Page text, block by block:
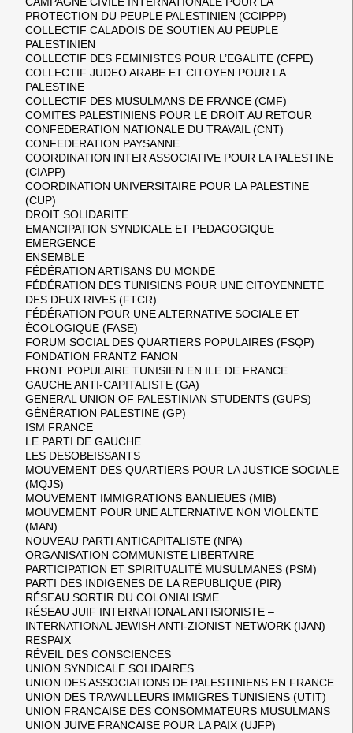
PROTECTION DU PEUPLE PALESTINIEN (CCIPPP)
COLLECTIF CALADOIS DE SOUTIEN AU PEUPLE
PALESTINIEN
COLLECTIF DES FEMINISTES POUR L’EGALITE (CFPE)
COLLECTIF JUDEO ARABE ET CITOYEN POUR LA
PALESTINE
COLLECTIF DES MUSULMANS DE FRANCE (CMF)
COMITES PALESTINIENS POUR LE DROIT AU RETOUR
CONFEDERATION NATIONALE DU TRAVAIL (CNT)
CONFEDERATION PAYSANNE
COORDINATION INTER ASSOCIATIVE POUR LA PALESTINE
(CIAPP)
COORDINATION UNIVERSITAIRE POUR LA PALESTINE
(CUP)
DROIT SOLIDARITE
EMANCIPATION SYNDICALE ET PEDAGOGIQUE
EMERGENCE
ENSEMBLE
FÉDÉRATION ARTISANS DU MONDE
FÉDÉRATION DES TUNISIENS POUR UNE CITOYENNETE
DES DEUX RIVES (FTCR)
FÉDÉRATION POUR UNE ALTERNATIVE SOCIALE ET
ÉCOLOGIQUE (FASE)
FORUM SOCIAL DES QUARTIERS POPULAIRES (FSQP)
FONDATION FRANTZ FANON
FRONT POPULAIRE TUNISIEN EN ILE DE FRANCE
GAUCHE ANTI-CAPITALISTE (GA)
GENERAL UNION OF PALESTINIAN STUDENTS (GUPS)
GÉNÉRATION PALESTINE (GP)
ISM FRANCE
LE PARTI DE GAUCHE
LES DESOBEISSANTS
MOUVEMENT DES QUARTIERS POUR LA JUSTICE SOCIALE
(MQJS)
MOUVEMENT IMMIGRATIONS BANLIEUES (MIB)
MOUVEMENT POUR UNE ALTERNATIVE NON VIOLENTE
(MAN)
NOUVEAU PARTI ANTICAPITALISTE (NPA)
ORGANISATION COMMUNISTE LIBERTAIRE
PARTICIPATION ET SPIRITUALITÉ MUSULMANES (PSM)
PARTI DES INDIGENES DE LA REPUBLIQUE (PIR)
RÉSEAU SORTIR DU COLONIALISME
RÉSEAU JUIF INTERNATIONAL ANTISIONISTE –
INTERNATIONAL JEWISH ANTI-ZIONIST NETWORK (IJAN)
RESPAIX
RÉVEIL DES CONSCIENCES
UNION SYNDICALE SOLIDAIRES
UNION DES ASSOCIATIONS DE PALESTINIENS EN FRANCE
UNION DES TRAVAILLEURS IMMIGRES TUNISIENS (UTIT)
UNION FRANCAISE DES CONSOMMATEURS MUSULMANS
UNION JUIVE FRANCAISE POUR LA PAIX (UJFP)